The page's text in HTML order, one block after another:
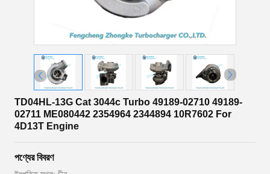
TD04HL-13G Cat 3044c Turbo 49189-02710 49189-
02711 ME080442 2354964 2344894 10R7602 For
4D13T Engine
পণ্যের বিবরণ